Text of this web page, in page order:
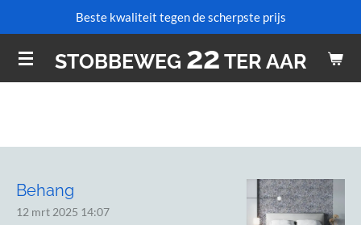
naar
de
STOBBEWEG 22 TER AAR
Beste kwaliteit tegen de scherpste prijs
Behang
12 mrt 2025 14:07